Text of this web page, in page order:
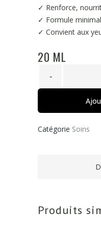
✓ Renforce,
✓ Formule
✓ Convient aux
20 ML
Catégorie Soins
Produits